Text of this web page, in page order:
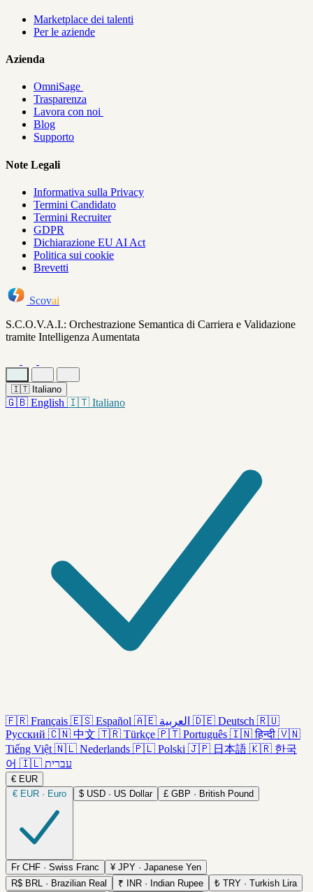
Marketplace dei talenti
Per le aziende
Azienda
OmniSage
Trasparenza
Lavora con noi
Blog
Supporto
Note Legali
Informativa sulla Privacy
Termini Candidato
Termini Recruiter
GDPR
Dichiarazione EU AI Act
Politica sui cookie
Brevetti
Scovai
S.C.O.V.A.I.: Orchestrazione Semantica di Carriera e Validazione
tramite Intelligenza Aumentata
🇮🇹 Italiano
🇬🇧 English 🇮🇹 Italiano
🇫🇷 Français 🇪🇸 Español 🇦🇪 العربية 🇩🇪 Deutsch 🇷🇺
Русский 🇨🇳 中文 🇹🇷 Türkçe 🇵🇹 Português 🇮🇳 हिन्दी 🇻🇳
Tiếng Việt 🇳🇱 Nederlands 🇵🇱 Polski 🇯🇵 日本語 🇰🇷 한국
어 🇮🇱 עברית
€ EUR
€ EUR · Euro $ USD · US Dollar £ GBP · British Pound
Fr CHF · Swiss Franc ¥ JPY · Japanese Yen
R$ BRL · Brazilian Real ₹ INR · Indian Rupee ₺ TRY · Turkish Lira